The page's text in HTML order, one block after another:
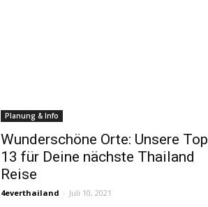
Planung & Info
Wunderschöne Orte: Unsere Top
13 für Deine nächste Thailand
Reise
4everthailand - Juli 10, 2021